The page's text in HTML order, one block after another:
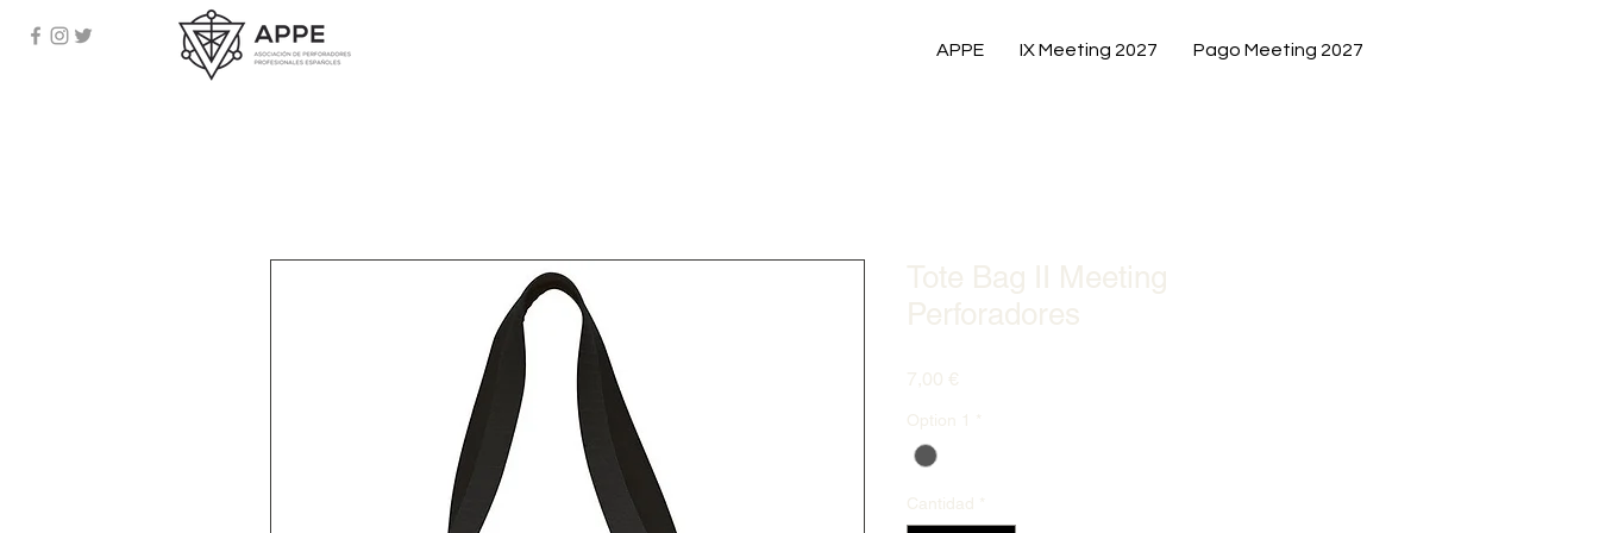
APPE IX Meeting 2027 Pago Meeting 2027
Tote Bag II Meeting
Perforadores
7,00 €
Option 1
Cantidad